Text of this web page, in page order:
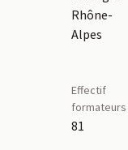
Rhône-
Alpes
Effectif
formateurs
81